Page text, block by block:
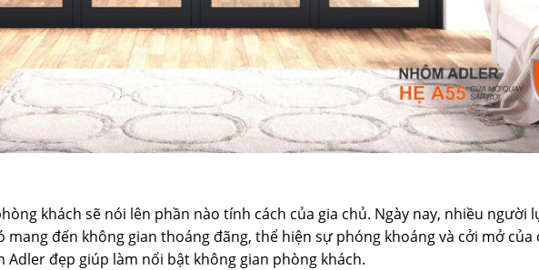
khách sẽ nói lên phần nào tính cách của gia chủ. Ngày nay, nhiều người
đến không gian thoáng đãng, thể hiện sự phóng khoáng và cởi mở của
đẹp giúp làm nổi bật không gian phòng khách.